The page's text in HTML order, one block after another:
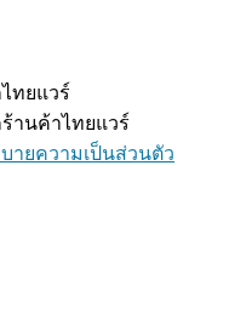
ทยแวร์
านค้าไทยแวร์
ายความเป็นส่วนตัว